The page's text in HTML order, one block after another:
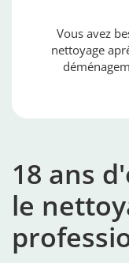
Vous avez
nettoyage
18 ans
le